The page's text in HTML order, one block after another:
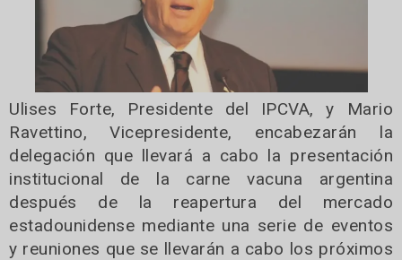
Ulises Forte, Presidente del IPCVA, y Mario
Ravettino, Vicepresidente, encabezarán la
delegación que llevará a cabo la presentación
institucional de la carne vacuna argentina
después de la reapertura del mercado
estadounidense mediante una serie de eventos
y reuniones que se llevarán a cabo los próximos